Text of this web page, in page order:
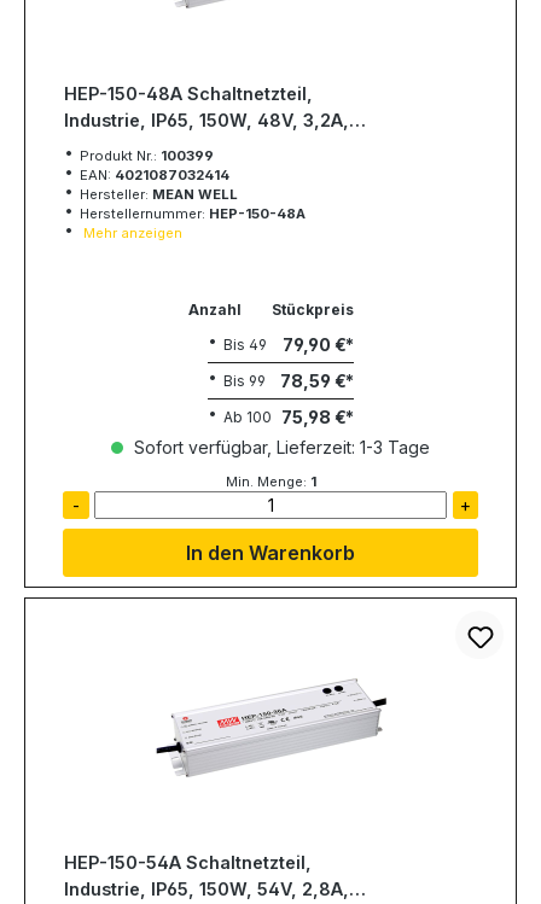
HEP-150-48A Schaltnetzteil,
Industrie, IP65, 150W, 48V, 3,2A,
MEAN WELL
Produkt Nr.: 100399
EAN: 4021087032414
Hersteller: MEAN WELL
Herstellernummer: HEP-150-48A
Mehr anzeigen
Anzahl
Stückpreis
Bis 49 79,90 €
Bis 99 78,59 €
Ab 100
75,98 €
Sofort verfügbar, Lieferzeit: 1-3 Tage
Min. Menge: 1
- +
In den Warenkorb
HEP-150-54A Schaltnetzteil,
Industrie, IP65, 150W, 54V, 2,8A,